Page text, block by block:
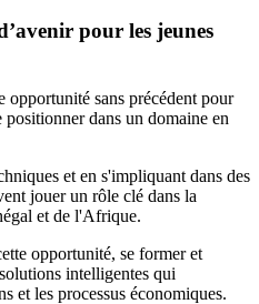
pour les jeunes
sans précédent pour
positionner dans un domaine en
et en s'impliquant dans des
jouer un rôle clé dans la
et de l'Afrique.
opportunité, se former et
intelligentes qui
et les processus économiques.